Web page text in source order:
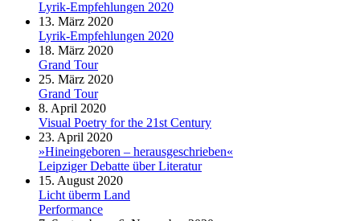
Lyrik-Empfehlungen 2020
13. März 2020
Lyrik-Empfehlungen 2020
18. März 2020
Grand Tour
25. März 2020
Grand Tour
8. April 2020
Visual Poetry for the 21st Century
23. April 2020
»Hineingeboren – herausgeschrieben«
Leipziger Debatte über Literatur
15. August 2020
Licht überm Land
Performance